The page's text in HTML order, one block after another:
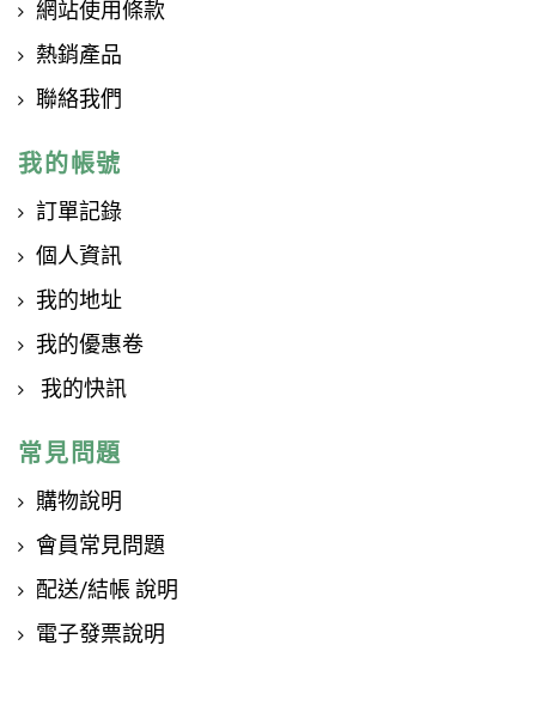
網站使用條款
熱銷產品
聯絡我們
我的帳號
訂單記錄
個人資訊
我的地址
我的優惠卷
我的快訊
常見問題
購物說明
會員常見問題
配送/結帳 說明
電子發票說明